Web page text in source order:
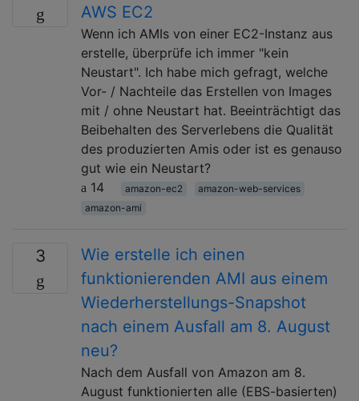
AWS EC2
Wenn ich AMIs von einer EC2-Instanz aus
erstelle, überprüfe ich immer "kein
Neustart". Ich habe mich gefragt, welche
Vor- / Nachteile das Erstellen von Images
mit / ohne Neustart hat. Beeinträchtigt das
Beibehalten des Serverlebens die Qualität
des produzierten Amis oder ist es genauso
gut wie ein Neustart?
14
amazon-ec2
amazon-web-services
amazon-ami
3
Wie erstelle ich einen
funktionierenden AMI aus einem
Wiederherstellungs-Snapshot
nach einem Ausfall am 8. August
neu?
Nach dem Ausfall von Amazon am 8.
August funktionierten alle (EBS-basierten)